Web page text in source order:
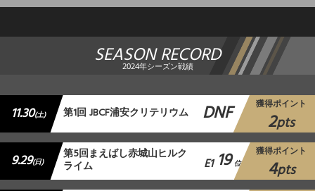
SEASON RECORD
2024年シーズン戦績
11.30(土) 第1回 JBCF浦安クリテリウム DNF 獲得ポイント
2pts
9.29(日) 第5回まえばし赤城山ヒルク
ライム E1 19 位
獲得ポイント
4pts